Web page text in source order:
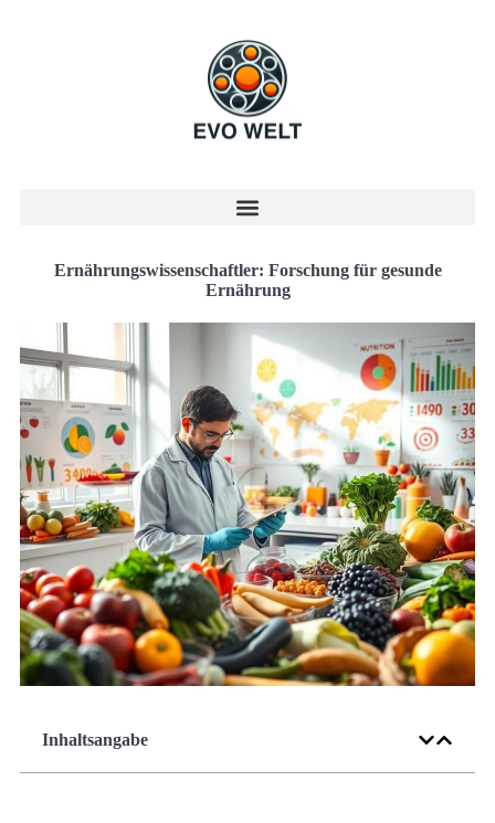
Ernährungswissenschaftler: Forschung für gesunde
Ernährung
Inhaltsangabe